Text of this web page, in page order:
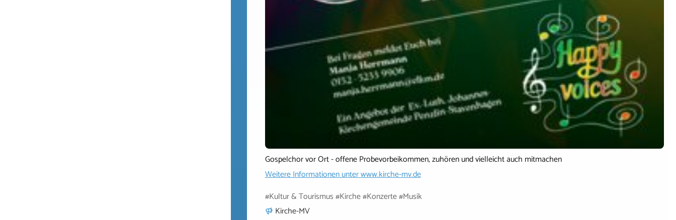
Gospelchor vor Ort - offene Probevorbeikommen, zuhören und vielleicht auch mitmachen
Weitere Informationen unterwww.kirche-mv.de
#Kultur & Tourismus #Kirche #Konzerte #Musik
Kirche-MV